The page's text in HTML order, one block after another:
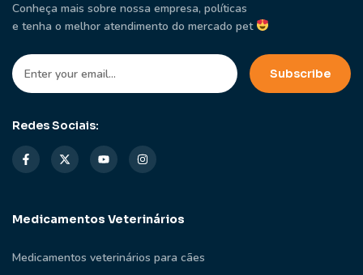
Conheça mais sobre nossa empresa, políticas
e tenha o melhor atendimento do mercado pet
Redes Sociais:
Medicamentos Veterinários
Medicamentos veterinários para cães